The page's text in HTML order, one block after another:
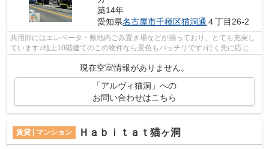
築14年
愛知県名古屋市千種区猫洞通 ４丁目26-2
共用部にはエレベータ・敷地内ごみ置き場などが揃っており、とても充実し
ています♪地上10階建てのこの物件なら景色もバッチリです♪行く先に応じて
経路を選べる、2駅利用可能な物件です...
現在空室情報がありません。
「アルヴィ猫洞」への
お問い合わせはこちら
賃貸 | マンション Ｈａｂｉｔａｔ猫ヶ洞